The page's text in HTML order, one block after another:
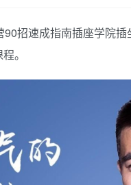
招速成指南插座学院
。